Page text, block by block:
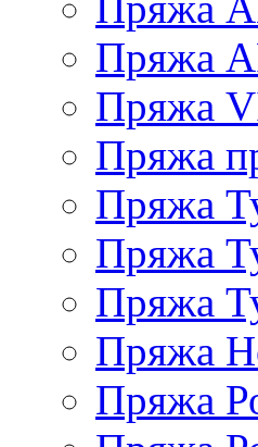
Пряжа
Пряжа
Пряжа
Пряжа
Пряжа
Пряжа
Пряжа
Пряжа